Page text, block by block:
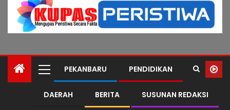
PEKANBARU PENDIDIKAN
DAERAH BERITA SUSUNAN REDAKSI